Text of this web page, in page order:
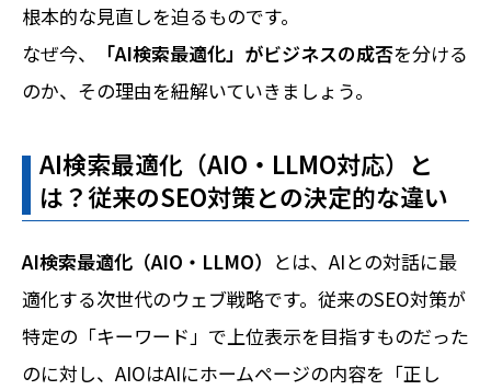
根本的な見直しを迫るものです。
なぜ今、
「AI検索最適化」がビジネスの成否を分ける
のか、その理由を紐解いていきましょう。
AI検索最適化（AIO・LLMO対応）と
は？従来のSEO対策との決定的な違い
AI検索最適化（AIO・LLMO） とは、AIとの対話に最
適化する次世代のウェブ戦略です。従来のSEO対策が
特定の「キーワード」で上位表示を目指すものだった
のに対し、AIOはAIにホームページの内容を「正し